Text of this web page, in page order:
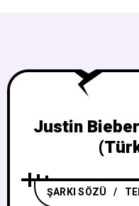
Justin
ŞARKI SÖZÜ